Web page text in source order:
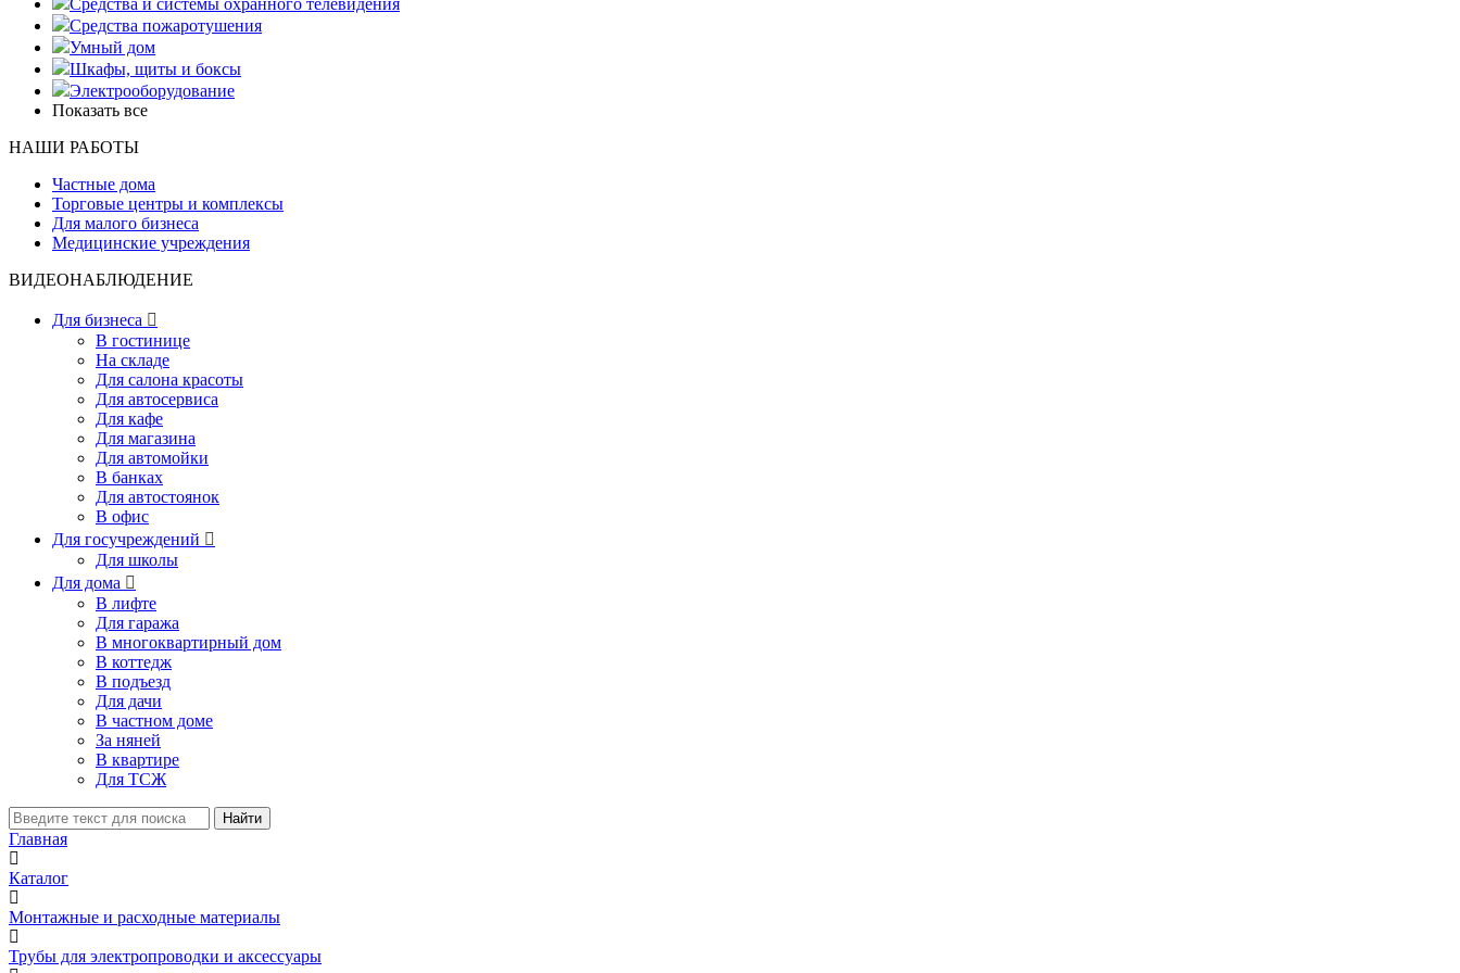
Средства и системы охранного телевидения
Средства пожаротушения
Умный дом
Шкафы, щиты и боксы
Электрооборудование
Показать все
НАШИ РАБОТЫ
Частные дома
Торговые центры и комплексы
Для малого бизнеса
Медицинские учреждения
ВИДЕОНАБЛЮДЕНИЕ
Для бизнеса 
В гостинице
На складе
Для салона красоты
Для автосервиса
Для кафе
Для магазина
Для автомойки
В банках
Для автостоянок
В офис
Для госучреждений 
Для школы
Для дома 
В лифте
Для гаража
В многоквартирный дом
В коттедж
В подъезд
Для дачи
В частном доме
За няней
В квартире
Для ТСЖ
Найти
Главная
Каталог
Монтажные и расходные материалы
Трубы для электропроводки и аксессуары